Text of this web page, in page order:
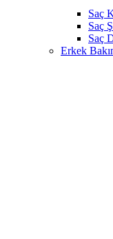
Saç
Saç
Saç
Erkek